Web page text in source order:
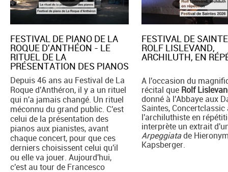
FESTIVAL DE PIANO DE LA
ROQUE D'ANTHÉON - LE
RITUEL DE LA
PRÉSENTATION DES PIANOS
Depuis 46 ans au Festival de La
Roque d'Anthéron, il y a un rituel
qui n'a jamais changé. Un rituel
méconnu du grand public. C'est
celui de la présentation des
pianos aux pianistes, avant
chaque concert, pour que ces
derniers choisissent celui qu'il
ou elle va jouer. Aujourd'hui,
c'est au tour de Francesco
FESTIVAL DE
ROLF LISLEVAND,
ARCHILUTH, EN
A l'occasion du
récital que Rolf
donné à l'Abbaye aux
Saintes,
l'archiluthiste en
interprète un extrait
Arpeggiatade
Kapsberger.